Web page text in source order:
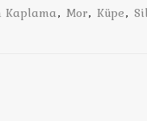
Kaplama, Mor, Küpe,